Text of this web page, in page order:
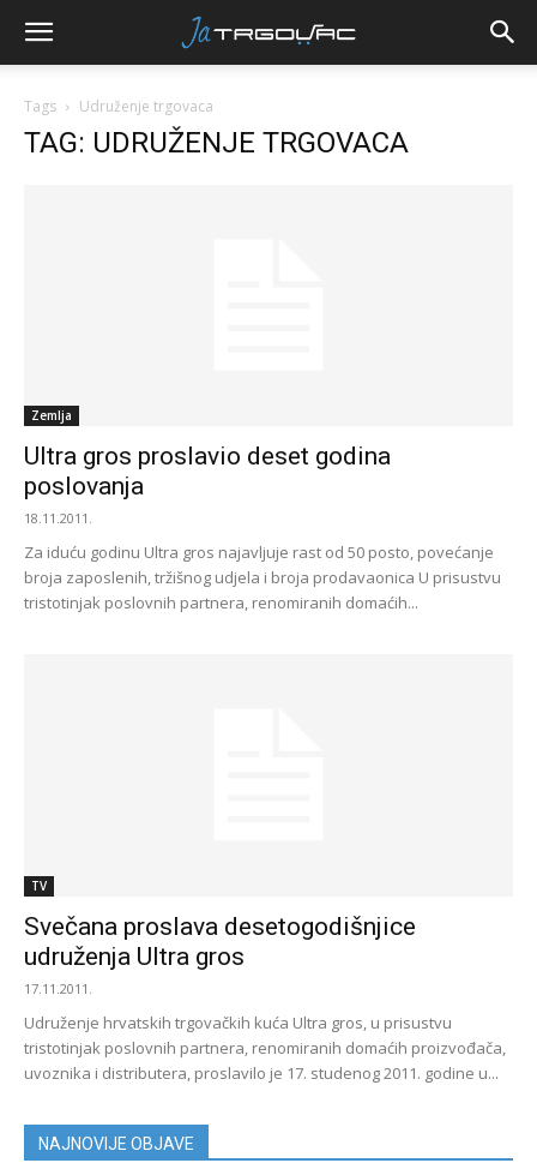
Tags Udruženje trgovaca
TAG: UDRUŽENJE TRGOVACA
Zemlja
Ultra gros proslavio deset godina
poslovanja
18.11.2011.
Za iduću godinu Ultra gros najavljuje rast od 50 posto, povećanje
broja zaposlenih, tržišnog udjela i broja prodavaonica U prisustvu
tristotinjak poslovnih partnera, renomiranih domaćih...
TV
Svečana proslava desetogodišnjice
udruženja Ultra gros
17.11.2011.
Udruženje hrvatskih trgovačkih kuća Ultra gros, u prisustvu
tristotinjak poslovnih partnera, renomiranih domaćih proizvođača,
uvoznika i distributera, proslavilo je 17. studenog 2011. godine u...
NAJNOVIJE OBJAVE